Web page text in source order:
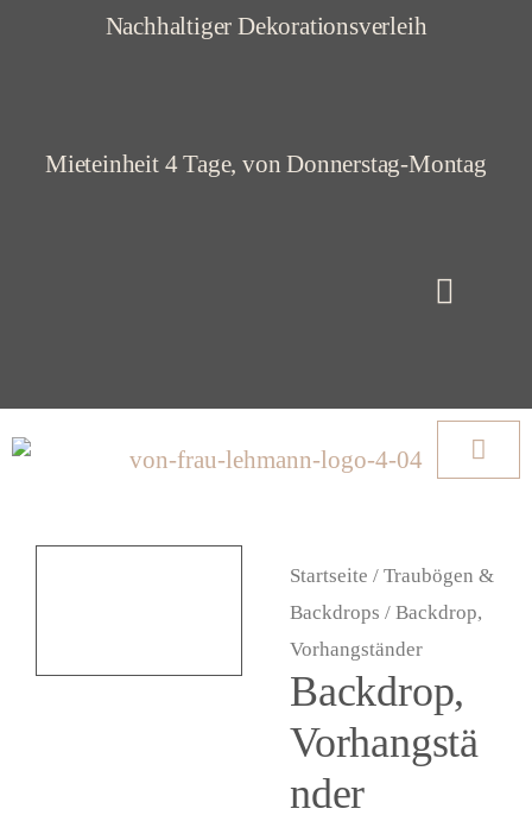
Nachhaltiger Dekorationsverleih
Mieteinheit 4 Tage, von Donnerstag-Montag
Startseite / Traubögen &
Backdrops / Backdrop,
Vorhangständer
Backdrop,
Vorhangstä
nder